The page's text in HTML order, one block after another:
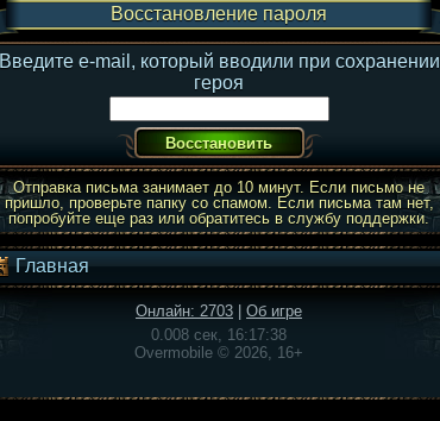
Восстановление пароля
Введите e-mail, который вводили при сохранении
героя
Отправка письма занимает до 10 минут. Если письмо не
пришло, проверьте папку со спамом. Если письма там нет,
попробуйте еще раз или обратитесь в службу поддержки.
Главная
Онлайн: 2703
Об игре
0.008 сек, 16:17:38
Overmobile © 2026, 16+